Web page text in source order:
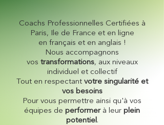
Coachs Professionnelles Certifiées à
Paris, Ile de France et en ligne
en français et en anglais !
Nous accompagnons
vos transformations, aux niveaux
individuel et collectif
Tout en respectant votre singularité et
vos besoins
Pour vous permettre ainsi qu'à vos
équipes de performerà leur plein
potentiel.